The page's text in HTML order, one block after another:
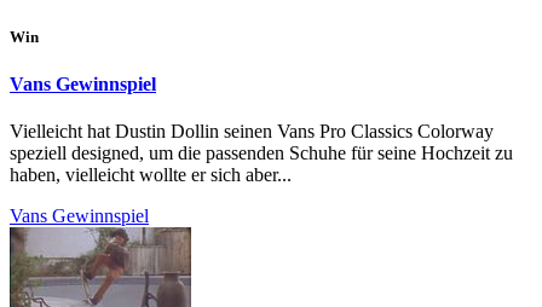
Win
Vans Gewinnspiel
Vielleicht hat Dustin Dollin seinen Vans Pro Classics Colorway
speziell designed, um die passenden Schuhe für seine Hochzeit zu
haben, vielleicht wollte er sich aber...
Vans Gewinnspiel